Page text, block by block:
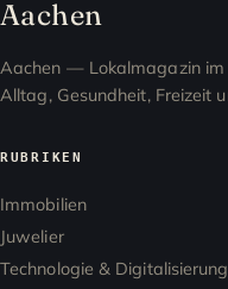
Aachen
Aachen — Lokalmagazin
Alltag, Gesundheit, Freizeit
RUBRIKEN
Immobilien
Juwelier
Technologie & Digitalisierung